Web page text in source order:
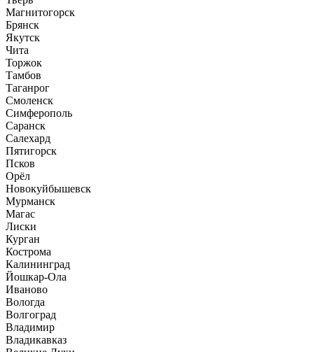
Магнитогорск
Брянск
Якутск
Чита
Торжок
Тамбов
Таганрог
Смоленск
Симферополь
Саранск
Салехард
Пятигорск
Псков
Орёл
Новокуйбышевск
Мурманск
Магас
Лиски
Курган
Кострома
Калининград
Йошкар-Ола
Иваново
Вологда
Волгоград
Владимир
Владикавказ